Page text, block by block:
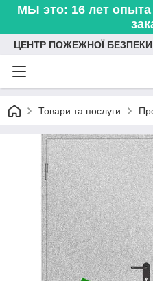
МЫ это: 16 лет опыта
ЦЕНТР ПОЖЕЖНОЇ БЕЗПЕКИ
Товари та послуги